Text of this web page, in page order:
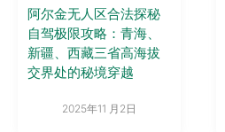
阿尔金无人区合法探秘
自驾极限攻略：青海、
新疆、西藏三省高海拔
交界处的秘境穿越
2025年11 月2日